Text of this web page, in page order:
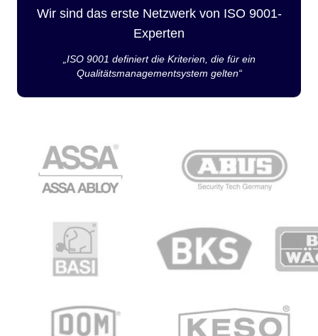
Wir sind das erste Netzwerk von ISO 9001-
Experten
„ISO 9001 definiert die Kriterien, die für ein
Qualitätsmanagementsystem gelten“